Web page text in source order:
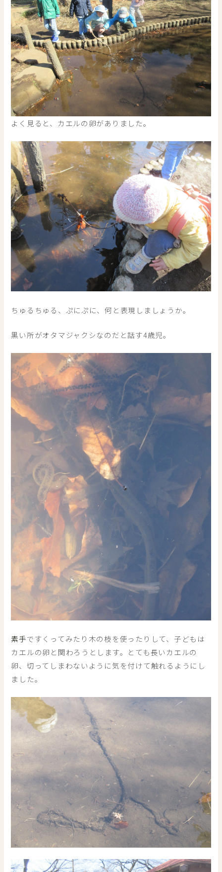
よく見ると、カエルの卵がありました。
ちゅるちゅる、ぷにぷに、何と表現しましょうか。
黒い所がオタマジャクシなのだと話す4歳児。
素手ですくってみたり木の枝を使ったりして、子どもは
カエルの卵と関わろうとします。とても長いカエルの
卵、切ってしまわないように気を付けて触れるようにし
ました。